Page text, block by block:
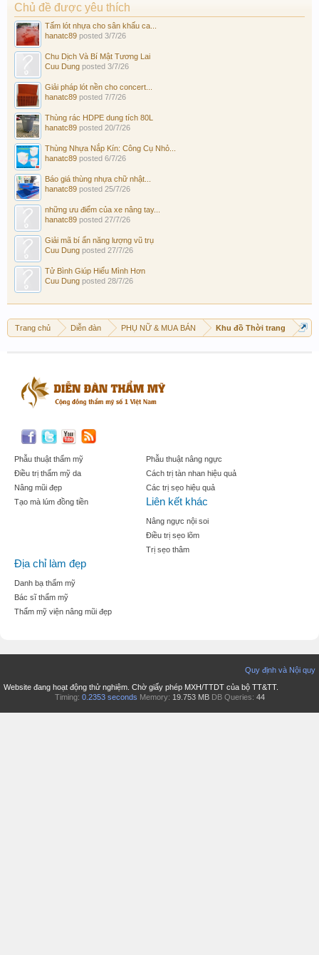
Chủ đề được yêu thích
Tấm lót nhựa cho sân khấu ca...
hanatc89 posted 3/7/26
Chu Dịch Và Bí Mật Tương Lai
Cuu Dung posted 3/7/26
Giải pháp lót nền cho concert...
hanatc89 posted 7/7/26
Thùng rác HDPE dung tích 80L
hanatc89 posted 20/7/26
Thùng Nhựa Nắp Kín: Công Cụ Nhỏ...
hanatc89 posted 6/7/26
Báo giá thùng nhựa chữ nhật...
hanatc89 posted 25/7/26
những ưu điểm của xe nâng tay...
hanatc89 posted 27/7/26
Giải mã bí ẩn năng lượng vũ trụ
Cuu Dung posted 27/7/26
Tử Bình Giúp Hiểu Mình Hơn
Cuu Dung posted 28/7/26
Trang chủ Diễn đàn PHỤ NỮ & MUA BÁN Khu đồ Thời trang
Phẫu thuật thẩm mỹ
Điều trị thẩm mỹ da
Nâng mũi đẹp
Tạo mà lúm đồng tiền
Phẫu thuật nâng ngực
Cách trị tàn nhan hiệu quả
Các trị sẹo hiệu quả
Liên kết khác
Nâng ngực nội soi
Điều trị sẹo lõm
Trị sẹo thâm
Địa chỉ làm đẹp
Danh bạ thẩm mỹ
Bác sĩ thẩm mỹ
Thẩm mỹ viện nâng mũi đẹp
Quy định và Nội quy
Website đang hoạt động thử nghiệm. Chờ giấy phép MXH/TTDT của bộ TT&TT.
Timing: 0.2353 seconds Memory: 19.753 MB DB Queries: 44